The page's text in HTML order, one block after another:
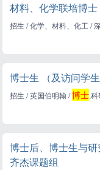
材料、化学联培博士
招生 / 化学、材料、化工 /
博士生 （及访问学
招生 / 英国伯明翰 /博士,
博士后、博士生与研
齐杰课题组